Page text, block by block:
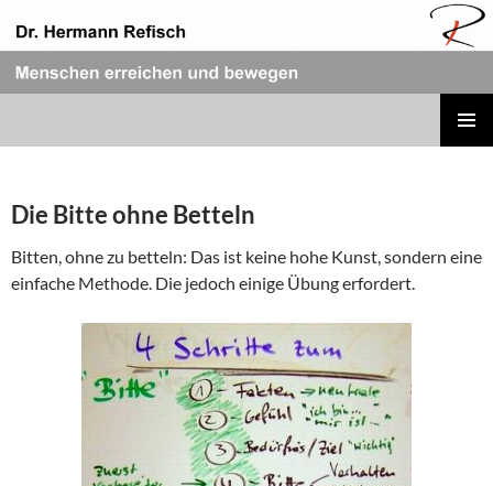
Inhalt
springen
Die Bitte ohne Betteln
Bitten, ohne zu betteln: Das ist keine hohe Kunst, sondern eine
einfache Methode. Die jedoch einige Übung erfordert.